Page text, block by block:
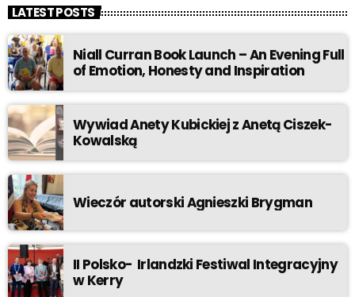
LATEST POSTS
Niall Curran Book Launch – An Evening Full
of Emotion, Honesty and Inspiration
Wywiad Anety Kubickiej z Anetą Ciszek-
Kowalską
Wieczór autorski Agnieszki Brygman
II Polsko- Irlandzki Festiwal Integracyjny
w Kerry